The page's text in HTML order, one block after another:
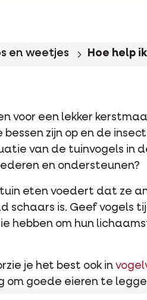
en weetjes Hoe help
voor een lekker
bessen zijn op en de
van de tuinvogels in
en ondersteunen?
eten voedert dat ze
schaars is. Geef vogels
hebben om hun
je het best ook in
om goede eieren te